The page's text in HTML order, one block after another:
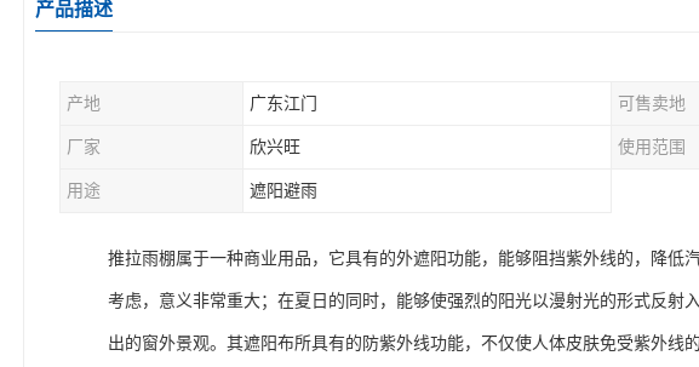
产品描述
产地 广东江门 可售卖地
厂家 欣兴旺 使用范围
用途 遮阳避雨
推拉雨棚属于一种商业用品，它具有的外遮阳功能，能够阻挡紫外线的，降低
考虑，意义非常重大；在夏日的同时，能够使强烈的阳光以漫射光的形式反射
出的窗外景观。其遮阳布所具有的防紫外线功能，不仅使人体皮肤免受紫外线